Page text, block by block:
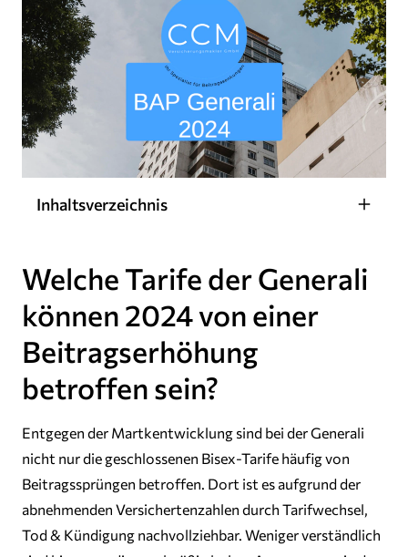
Inhaltsverzeichnis
Welche Tarife der Generali
können 2024 von einer
Beitragserhöhung
betroffen sein?
Entgegen der Martkentwicklung sind bei der Generali
nicht nur die geschlossenen Bisex-Tarife häufig von
Beitragssprüngen betroffen. Dort ist es aufgrund der
abnehmenden Versichertenzahlen durch Tarifwechsel,
Tod & Kündigung nachvollziehbar. Weniger verständlich